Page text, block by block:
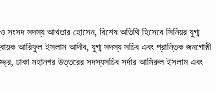
সংসদ সদস্য আখতার হোসেন, বিশেষ অতিথি হিসেবে সিনিয়র যুগ্ম
আরিফুল ইসলাম আদীব, যুগ্ম সদস্য সচিব এবং প্রান্তিক জনগোষ্ঠী
ঢাকা মহানগর উত্তরের সদস্যসচিব সর্দার আমিরুল ইসলাম এবং